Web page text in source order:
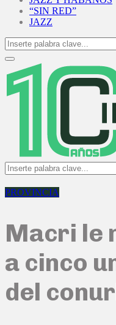
“SIN RED”
JAZZ
Search
for:
Primary
Menu
Search
for:
PROVINCIA
Macri le
a cinco
del